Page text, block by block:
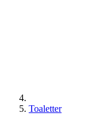
Toaletter